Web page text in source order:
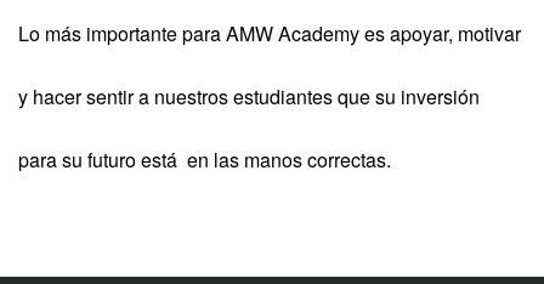
Lo más importante para AMW Academy es apoyar, motivar
y hacer sentir a nuestros estudiantes que su inversión
para su futuro está en las manos correctas.